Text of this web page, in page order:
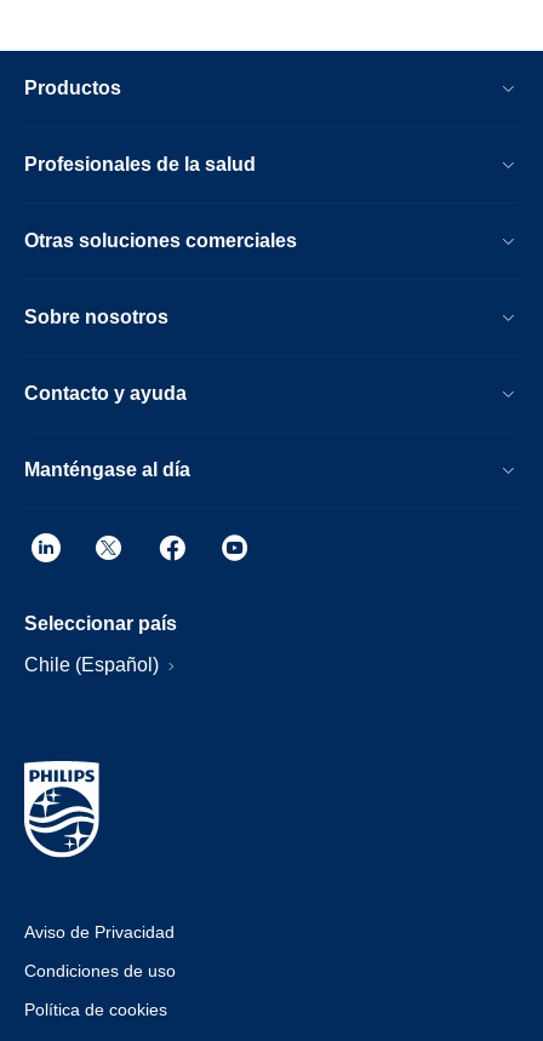
Productos
Profesionales de la salud
Otras soluciones comerciales
Sobre nosotros
Contacto y ayuda
Manténgase al día
Seleccionar país
Chile (Español)
Aviso de Privacidad
Condiciones de uso
Política de cookies